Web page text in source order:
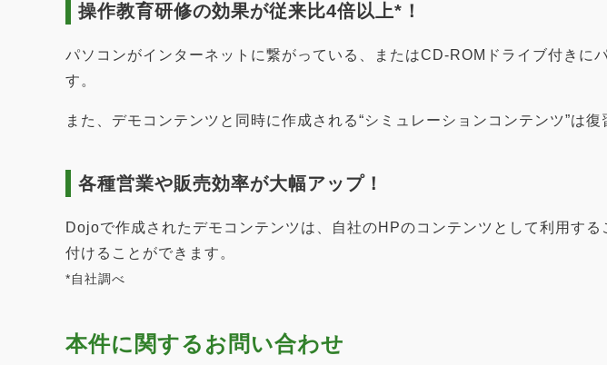
操作教育研修の効果が従来比4倍以上*！
パソコンがインターネットに繋がっている、またはCD-ROMドライブ付きに
す。
また、デモコンテンツと同時に作成される“シミュレーションコンテンツ”は復
各種営業や販売効率が大幅アップ！
Dojoで作成されたデモコンテンツは、自社のHPのコンテンツとして利用す
付けることができます。
*自社調べ
本件に関するお問い合わせ